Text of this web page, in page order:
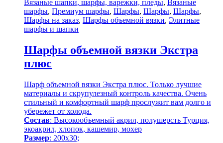
Вязаные шапки, шарфы, варежки, пледы, Вязаные
шарфы, Премиум шарфы, Шарфы, Шарфы, Шарфы,
Шарфы на заказ, Шарфы объемной вязки, Элитные
шарфы и шапки
Шарфы объемной вязки Экстра
плюс
Шарф объемной вязки Экстра плюс. Только лучшие
материалы и скрупулезный контроль качества. Очень
стильный и комфортный шарф прослужит вам долго и
убережет от холода.
Состав: Высокообъемный акрил, полушерсть Турция,
экоакрил, хлопок, кашемир, мохер
Размер: 200х30;